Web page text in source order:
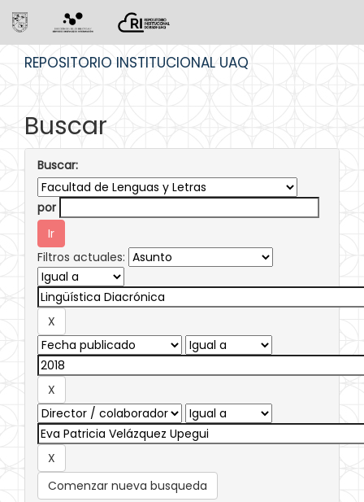
REPOSITORIO INSTITUCIONAL UAQ
Buscar
Buscar:
por
Filtros actuales:
Comenzar nueva busqueda